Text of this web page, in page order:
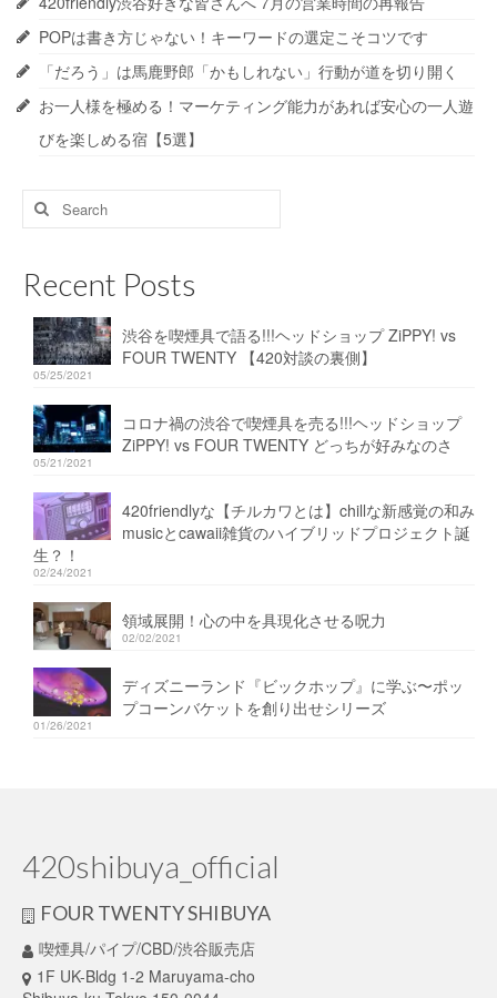
POPは書き方じゃない！キーワードの選定こそコツです
「だろう」は馬鹿野郎「かもしれない」行動が道を切り開く
お一人様を極める！マーケティング能力があれば安心の一人遊
びを楽しめる宿【5選】
Search
for:
Recent Posts
渋谷を喫煙具で語る!!!ヘッドショップ ZiPPY! vs
FOUR TWENTY 【420対談の裏側】
05/25/2021
コロナ禍の渋谷で喫煙具を売る!!!ヘッドショップ
ZiPPY! vs FOUR TWENTY どっちが好みなのさ
05/21/2021
420friendlyな【チルカワとは】chillな新感覚の和み
musicとcawaii雑貨のハイブリッドプロジェクト誕
生？！
02/24/2021
領域展開！心の中を具現化させる呪力
02/02/2021
ディズニーランド『ビックホップ』に学ぶ〜ポッ
プコーンバケットを創り出せシリーズ
01/26/2021
420shibuya_official
FOUR TWENTY SHIBUYA
喫煙具/パイプ/CBD/渋谷販売店
1F UK-Bldg 1-2 Maruyama-cho